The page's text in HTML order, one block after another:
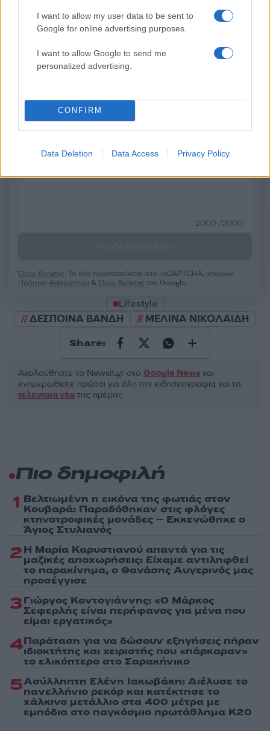
I want to allow my user data to be sent to
Google for online advertising purposes.
I want to allow Google to send me
personalized advertising.
CONFIRM
Data Deletion Data Access Privacy Policy
Σχόλια
Σχολίασε εδώ
50 /50
2000 /2000
Όροι Χρήσης. Το site προστατεύεται από reCAPTCHA, ισχύουν
Πολιτική Απορρήτου &Όροι Χρήσης της Google.
Lifestyle
ΔΕΣΠΟΙΝΑ ΒΑΝΔΗ
ΜΕΛΙΝΑ ΝΙΚΟΛΑΙΔΗ
Share:
Ακολουθήστε το Νewsit.gr στο Google News και
ενημερωθείτε πρώτοι για όλη την ειδησεογραφία και τα
τελευταία νέα της ημέρας
Πιο δημοφιλή
1 Βελτιωμένη η εικόνα της φωτιάς στον
Κουβαρά: Παραδόθηκαν στις φλόγες
κτηνοτροφικές μονάδες – Εκκενώθηκε ο
Άγιος Στυλιανός
2Η Μαρία Καρυστιανού απαντά για τις
μαζικές αποχωρήσεις: Είχαμε αντιληφθεί
το παρακίνημα, ο Θανάσης Αυγερινός μας
προσέγγισε
3Γιώργος Κοντογιάννης: «Ο Μάρκος
Σεφερλής είναι περήφανος για μένα που
είμαι εργατικός»
4Παράταση για να δώσουν εξηγήσεις πήραν
ιδιοκτήτης και χειριστής που «πάρκαραν»
το ελικόπτερο στο Σαρακήνικο
5Ασύλληπτη Ελένη Ιακωβάκη: Διέλυσε το
πανελλήνιο ρεκόρ και κατέκτησε το
χάλκινο μετάλλιο στα 400 μέτρα με
εμπόδια στο παγκόσμιο πρωτάθλημα Κ20